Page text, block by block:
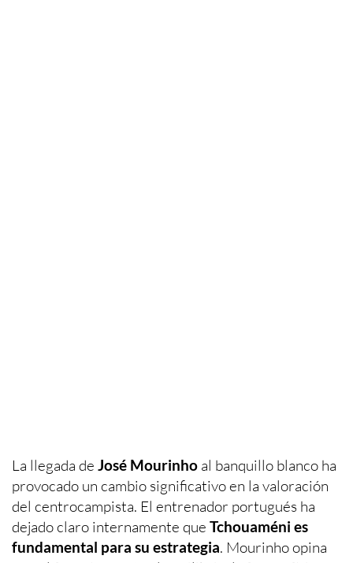
La llegada de José Mourinho al banquillo blanco ha
provocado un cambio significativo en la valoración
del centrocampista. El entrenador portugués ha
dejado claro internamente que Tchouaméni es
fundamental para su estrategia. Mourinho opina